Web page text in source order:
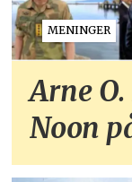
MENINGER
Arne
Noon